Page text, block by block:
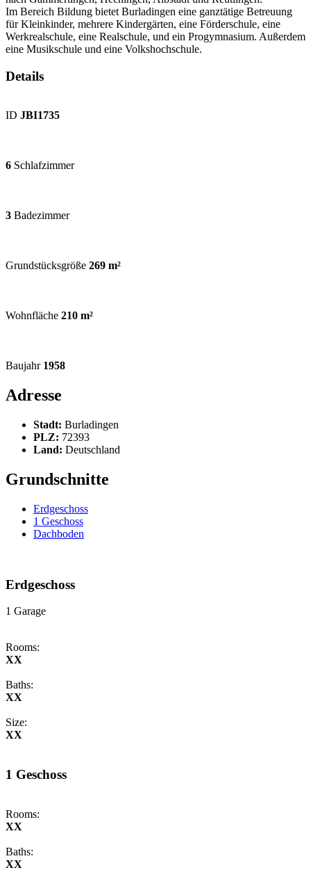
Im Bereich Bildung bietet Burladingen eine ganztätige Betreuung
für Kleinkinder, mehrere Kindergärten, eine Förderschule, eine
Werkrealschule, eine Realschule, und ein Progymnasium. Außerdem
eine Musikschule und eine Volkshochschule.
Details
ID JBI1735
6 Schlafzimmer
3 Badezimmer
Grundstücksgröße 269 m²
Wohnfläche 210 m²
Baujahr 1958
Adresse
Stadt: Burladingen
PLZ: 72393
Land: Deutschland
Grundschnitte
Erdgeschoss
1 Geschoss
Dachboden
Erdgeschoss
1 Garage
Rooms:
XX
Baths:
XX
Size:
XX
1 Geschoss
Rooms:
XX
Baths:
XX